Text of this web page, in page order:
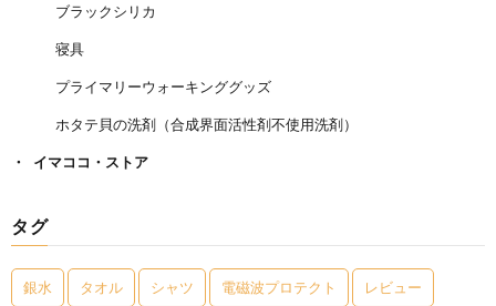
ブラックシリカ
寝具
プライマリーウォーキンググッズ
ホタテ貝の洗剤（合成界面活性剤不使用洗剤）
イマココ・ストア
タグ
銀水 タオル シャツ 電磁波プロテクト レビュー